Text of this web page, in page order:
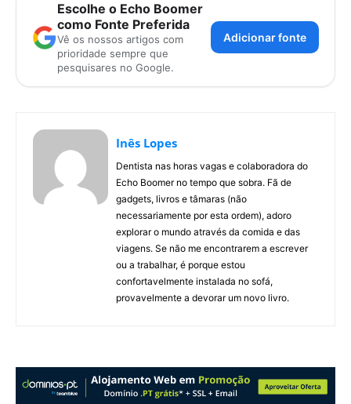
Escolhe o Echo Boomer
como Fonte Preferida
Vê os nossos artigos com
prioridade sempre que
pesquisares no Google.
Adicionar fonte
Inês Lopes
Dentista nas horas vagas e colaboradora do
Echo Boomer no tempo que sobra. Fã de
gadgets, livros e tâmaras (não
necessariamente por esta ordem), adoro
explorar o mundo através da comida e das
viagens. Se não me encontrarem a escrever
ou a trabalhar, é porque estou
confortavelmente instalada no sofá,
provavelmente a devorar um novo livro.